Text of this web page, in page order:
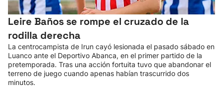
Leire Baños se rompe el cruzado de la
rodilla derecha
La centrocampista de Irun cayó lesionada el pasado sábado en
Luanco ante el Deportivo Abanca, en el primer partido de la
pretemporada. Tras una acción fortuita tuvo que abandonar el
terreno de juego cuando apenas habían trascurrido dos
minutos.